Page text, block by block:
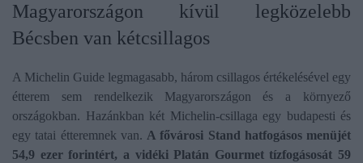
Magyarországon kívül legközelebb
Bécsben van kétcsillagos
A Michelin Guide legmagasabb, három csillagos értékelésével egy
étterem sem rendelkezik Magyarországon és a környező
országokban. Hazánkban két Michelin-csillaga egy budapesti és
egy tatai étteremnek van. A fővárosi Stand hatfogásos menüjét
54,9 ezer forintért, a vidéki Platán Gourmet tízfogásosát 59